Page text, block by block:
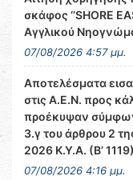
σκάφος ‘’SHORE
Αγγλικού
07/08/2026 4:57 μμ.
Αποτελέσματα
στις Α.Ε.Ν. προς
προέκυψαν
3.γ του άρθρου 2
2026 Κ.Υ.Α. (Β’
07/08/2026 4:16 μμ.